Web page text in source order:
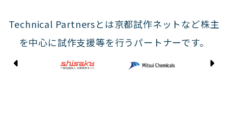
Technical Partnersとは京都試作ネットなど株主
を中心に試作支援等を行うパートナーです。